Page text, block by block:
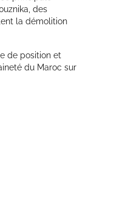
des
la démolition
de position et
du Maroc sur